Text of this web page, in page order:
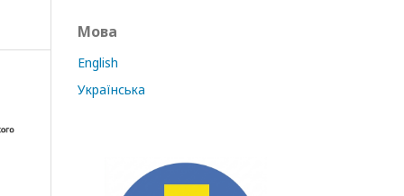
Мова
English
Українська